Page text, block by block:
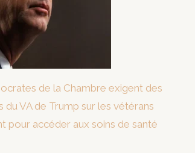
de la Chambre exigent des
du VA de Trump sur les vétérans
pour accéder aux soins de santé